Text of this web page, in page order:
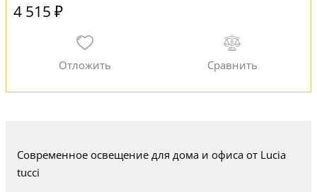
4 515 ₽
Современное освещение для дома и офиса от Lucia
tucci